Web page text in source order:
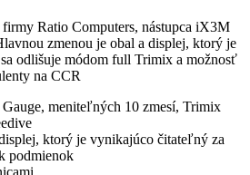
Ratio Computers, nástupca iX3M
zmenou je obal a displej, ktorý je
odlišuje módom full Trimix a možnosť
na CCR
meniteľných 10 zmesí, Trimix
ktorý je vynikajúco čitateľný za
podmienok